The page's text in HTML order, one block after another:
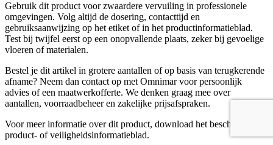
Gebruik dit product voor zwaardere vervuiling in professionele
omgevingen. Volg altijd de dosering, contacttijd en
gebruiksaanwijzing op het etiket of in het productinformatieblad.
Test bij twijfel eerst op een onopvallende plaats, zeker bij gevoelige
vloeren of materialen.
Bestel je dit artikel in grotere aantallen of op basis van terugkerende
afname? Neem dan contact op met Omnimar voor persoonlijk
advies of een maatwerkofferte. We denken graag mee over
aantallen, voorraadbeheer en zakelijke prijsafspraken.
Voor meer informatie over dit product, download het beschikbare
product- of veiligheidsinformatieblad.